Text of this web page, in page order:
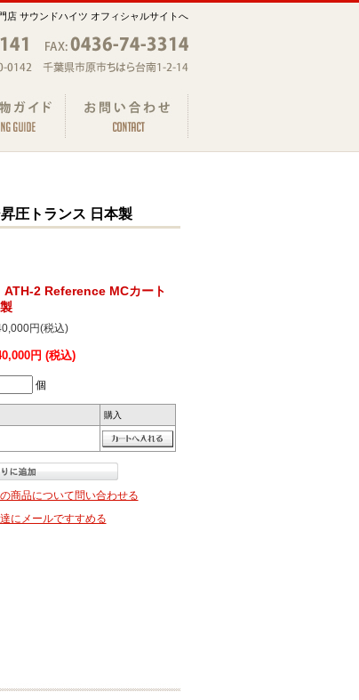
店 サウンドハイツ オフィシャルサイトへ
圧トランス 日本製
2 Reference MCカート
円(税込)
円 (税込)
個
購入
商品について問い合わせる
にメールですすめる